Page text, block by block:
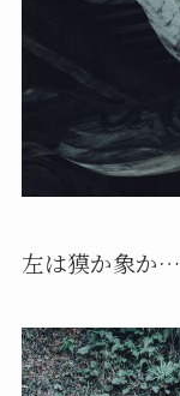
左は獏か象か…